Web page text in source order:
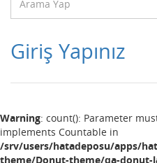
Giriş Yapınız
Warning: count(): Parameter
implements Countable in
/srv/users/hatadeposu/apps/
theme/Donut-theme/qa-donut-